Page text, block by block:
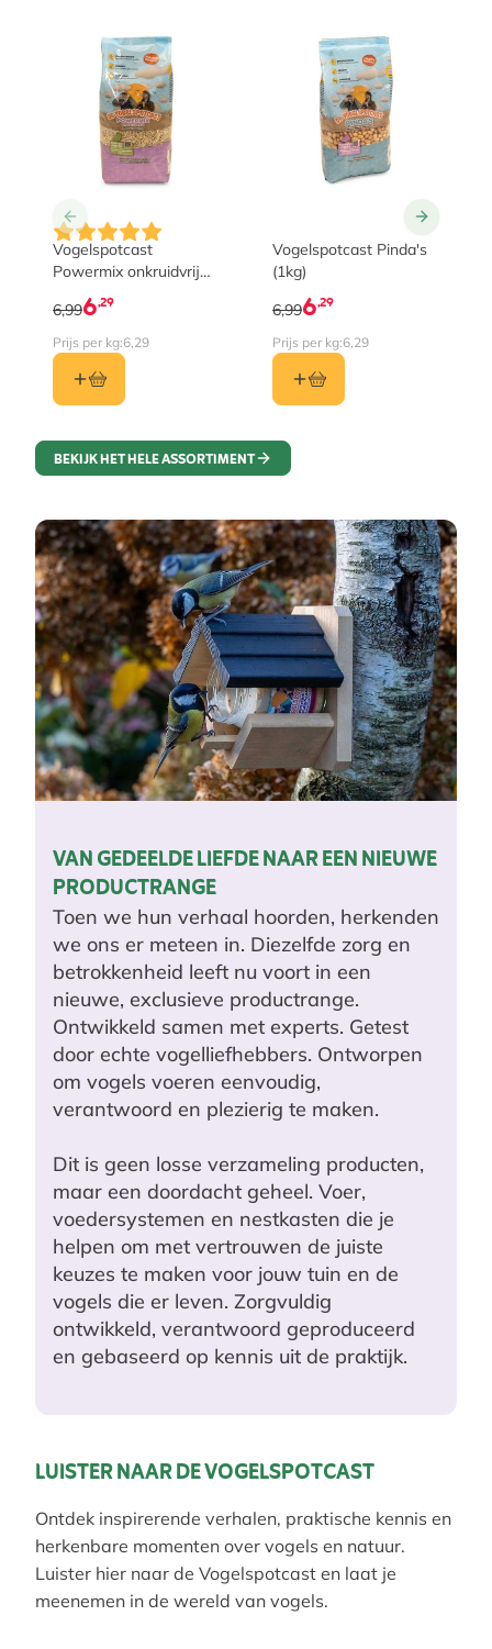
Vogelspotcast
Powermix onkruidvrij
6,29
6,99
Prijs per kg:6,29
Vogelspotcast Pinda's
(1kg)
6,29
6,99
Prijs per kg:6,29
BEKIJK HET HELE ASSORTIMENT
VAN GEDEELDE LIEFDE NAAR EEN NIEUWE
PRODUCTRANGE
Toen we hun verhaal hoorden, herkenden
we ons er meteen in. Diezelfde zorg en
betrokkenheid leeft nu voort in een
nieuwe, exclusieve productrange.
Ontwikkeld samen met experts. Getest
door echte vogelliefhebbers. Ontworpen
om vogels voeren eenvoudig,
verantwoord en plezierig te maken.
Dit is geen losse verzameling producten,
maar een doordacht geheel. Voer,
voedersystemen en nestkasten die je
helpen om met vertrouwen de juiste
keuzes te maken voor jouw tuin en de
vogels die er leven. Zorgvuldig
ontwikkeld, verantwoord geproduceerd
en gebaseerd op kennis uit de praktijk.
LUISTER NAAR DE VOGELSPOTCAST
Ontdek inspirerende verhalen, praktische kennis en
herkenbare momenten over vogels en natuur.
Luister hier naar de Vogelspotcast en laat je
meenemen in de wereld van vogels.